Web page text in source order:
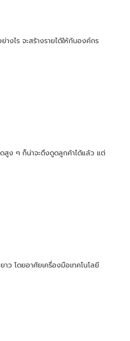
งไร จะสร้างรายได้ให้กับองค์กร
สูง ๆ ก็น่าจะดึงดูดลูกค้าได้แล้ว แต่
าว โดยอาศัยเครื่องมือเทคโนโลยี